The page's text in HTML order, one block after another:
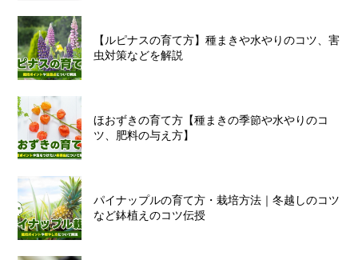
【ルピナスの育て方】種まきや水やりのコツ、害
虫対策などを解説
ほおずきの育て方【種まきの季節や水やりのコ
ツ、肥料の与え方】
パイナップルの育て方・栽培方法｜冬越しのコツ
など鉢植えのコツ伝授